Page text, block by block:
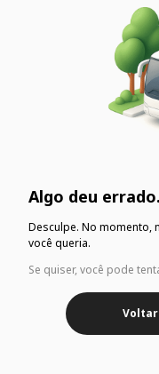
Algo deu
Desculpe. No momento,
você queria.
Se quiser, você pode